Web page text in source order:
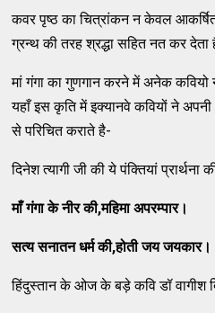
कवर पृष्ठ का चित्रांकन न केवल
ग्रन्थ की तरह श्रद्धा सहित नत कर देता
मां गंगा का गुणगान करने में अनेक
यहाँ इस कृति में इक्यानवे कवियों ने
से परिचित कराते है-
दिनेश त्यागी जी की ये पंक्तियां प्रार्थना
माँ गंगा के नीर की,महिमा अपरम्पार।
सत्य सनातन धर्म की,होती जय जयकार।
हिंदुस्तान के ओज के बड़े कवि डॉ वागीश